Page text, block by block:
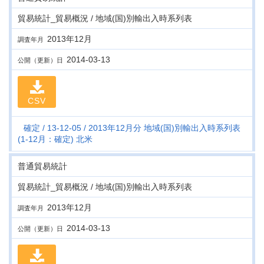
貿易統計_貿易概況 / 地域(国)別輸出入時系列表
調査年月 2013年12月
公開（更新）日 2014-03-13
CSV
確定 13-12-05
2013年12月分 地域(国)別輸出入時系列表
(1-12月：確定) 北米
普通貿易統計
貿易統計_貿易概況 / 地域(国)別輸出入時系列表
調査年月 2013年12月
公開（更新）日 2014-03-13